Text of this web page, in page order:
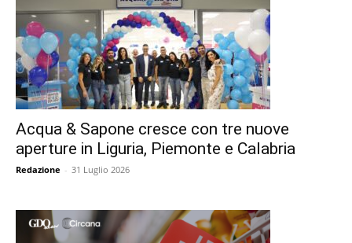
Acqua & Sapone cresce con tre nuove
aperture in Liguria, Piemonte e Calabria
Redazione - 31 Luglio 2026